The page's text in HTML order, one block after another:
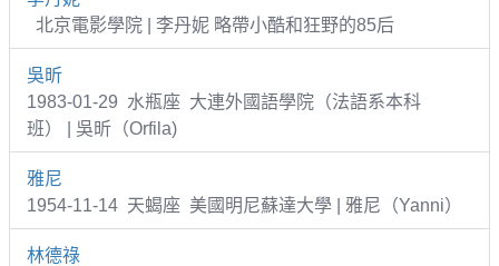
北京電影學院 | 李丹妮 略帶小酷和狂野的85后
吳昕
1983-01-29 水瓶座 大連外國語學院（法語系本科
班） | 吳昕（Orfila)
雅尼
1954-11-14 天蝎座 美國明尼蘇達大學 | 雅尼（Yanni）
林德祿